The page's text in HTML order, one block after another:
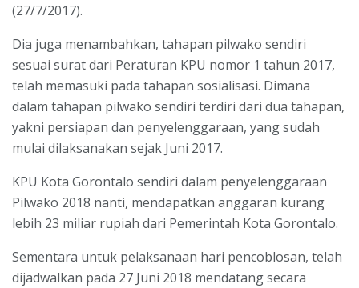
(27/7/2017).
Dia juga menambahkan, tahapan pilwako sendiri
sesuai surat dari Peraturan KPU nomor 1 tahun 2017,
telah memasuki pada tahapan sosialisasi. Dimana
dalam tahapan pilwako sendiri terdiri dari dua tahapan,
yakni persiapan dan penyelenggaraan, yang sudah
mulai dilaksanakan sejak Juni 2017.
KPU Kota Gorontalo sendiri dalam penyelenggaraan
Pilwako 2018 nanti, mendapatkan anggaran kurang
lebih 23 miliar rupiah dari Pemerintah Kota Gorontalo.
Sementara untuk pelaksanaan hari pencoblosan, telah
dijadwalkan pada 27 Juni 2018 mendatang secara